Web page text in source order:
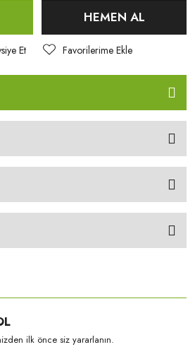
HEMEN AL
Et
ilk önce siz yararlanın.